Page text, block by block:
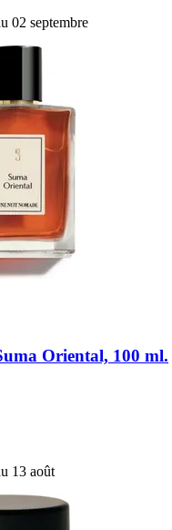
02 septembre
Oriental, 100 ml.
13 août